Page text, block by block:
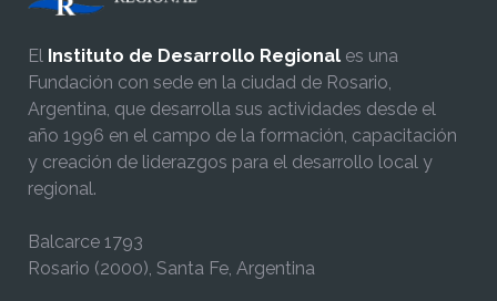
El Instituto de Desarrollo Regional es una
Fundación con sede en la ciudad de Rosario,
Argentina, que desarrolla sus actividades desde el
año 1996 en el campo de la formación, capacitación
y creación de liderazgos para el desarrollo local y
regional.
Balcarce 1793
Rosario (2000), Santa Fe, Argentina